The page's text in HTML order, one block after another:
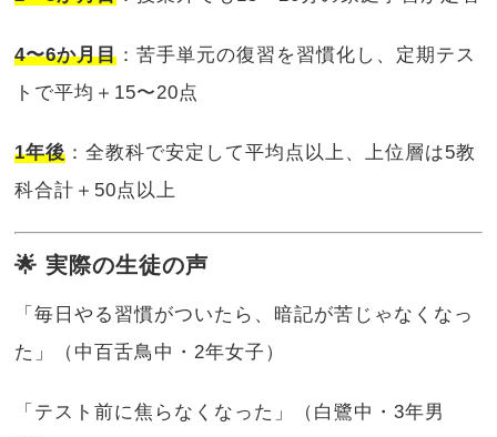
4〜6か月目 ：苦手単元の復習を習慣化し、定期テス
トで平均＋15〜20点
1年後 ：全教科で安定して平均点以上、上位層は5教
科合計＋50点以上
🌟 実際の生徒の声
「毎日やる習慣がついたら、暗記が苦じゃなくなっ
た」（中百舌鳥中・2年女子）
「テスト前に焦らなくなった」（白鷺中・3年男